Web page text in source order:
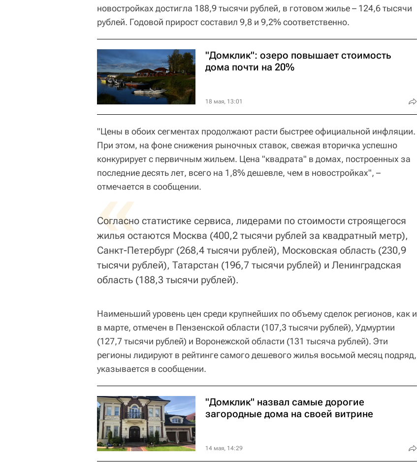
новостройках достигла 188,9 тысячи рублей, в готовом жилье – 124,6 тысячи
рублей. Годовой прирост составил 9,8 и 9,2% соответственно.
"Домклик": озеро повышает стоимость
дома почти на 20%
18 мая, 13:01
"Цены в обоих сегментах продолжают расти быстрее официальной инфляции.
При этом, на фоне снижения рыночных ставок, свежая вторичка успешно
конкурирует с первичным жильем. Цена "квадрата" в домах, построенных за
последние десять лет, всего на 1,8% дешевле, чем в новостройках", –
отмечается в сообщении.
«
Согласно статистике сервиса, лидерами по стоимости строящегося
жилья остаются Москва (400,2 тысячи рублей за квадратный метр),
Санкт-Петербург (268,4 тысячи рублей), Московская область (230,9
тысячи рублей), Татарстан (196,7 тысячи рублей) и Ленинградская
область (188,3 тысячи рублей).
Наименьший уровень цен среди крупнейших по объему сделок регионов, как и
в марте, отмечен в Пензенской области (107,3 тысячи рублей), Удмуртии
(127,7 тысячи рублей) и Воронежской области (131 тысяча рублей). Эти
регионы лидируют в рейтинге самого дешевого жилья восьмой месяц подряд,
указывается в сообщении.
"Домклик" назвал самые дорогие
загородные дома на своей витрине
14 мая, 14:29